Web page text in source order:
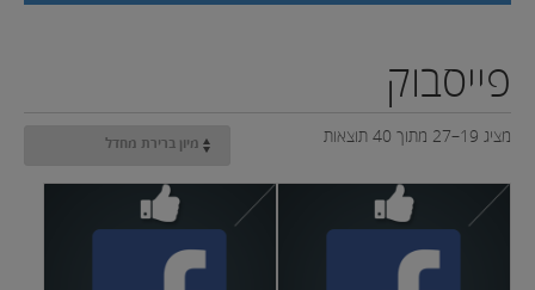
פייסבוק
מציג 19–27 מתוך 40 תוצאות